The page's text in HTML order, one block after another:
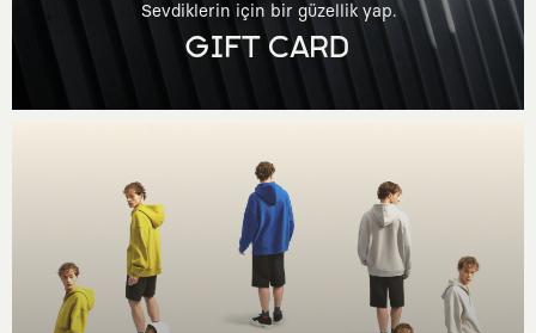
Sevdiklerin için bir güzellik yap.
GIFT CARD